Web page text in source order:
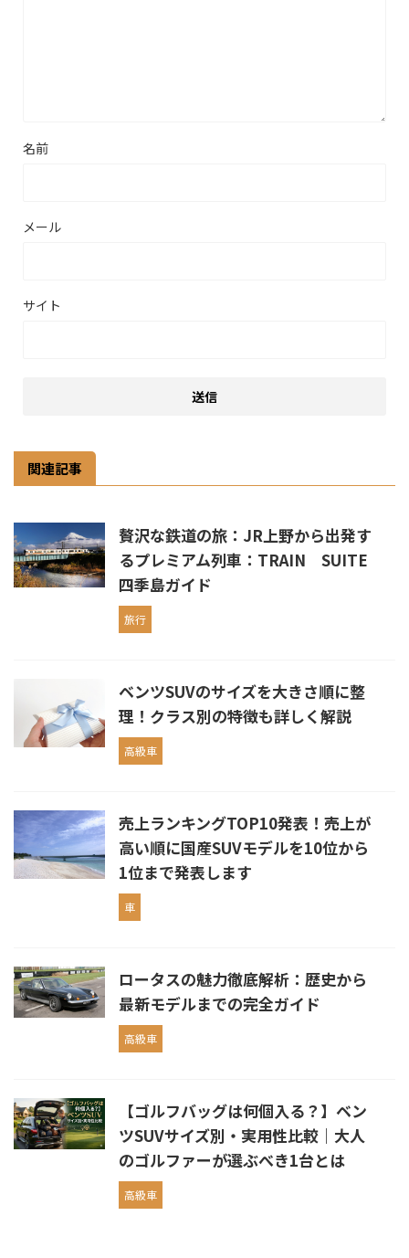
名前
メール
サイト
関連記事
贅沢な鉄道の旅：JR上野から出発す
るプレミアム列車：TRAIN SUITE
四季島ガイド
旅行
ベンツSUVのサイズを大きさ順に整
理！クラス別の特徴も詳しく解説
高級車
売上ランキングTOP10発表！売上が
高い順に国産SUVモデルを10位から
1位まで発表します
車
ロータスの魅力徹底解析：歴史から
最新モデルまでの完全ガイド
高級車
【ゴルフバッグは何個入る？】ベン
ツSUVサイズ別・実用性比較｜大人
のゴルファーが選ぶべき1台とは
高級車